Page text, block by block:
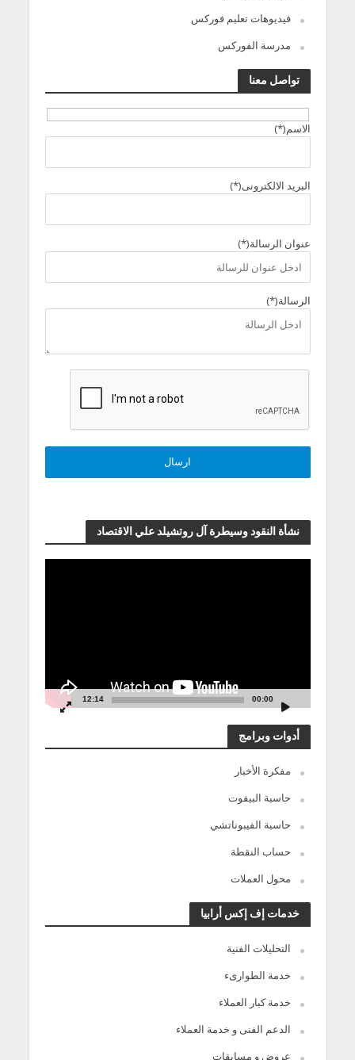
فيديوهات تعليم فوركس
مدرسة الفوركس
تواصل معنا
الاسم(*)
البريد الالكترونى(*)
عنوان الرسالة(*)
الرسالة(*)
نشأة النقود وسيطرة آل روتشيلد علي الاقتصاد
00:00
12:14
أدوات وبرامج
مفكرة الأخبار
حاسبة البيفوت
حاسبة الفيبوناتشي
حساب النقطة
محول العملات
خدمات إف إكس أرابيا
التحليلات الفنية
خدمة الطوارىء
خدمة كبار العملاء
الدعم الفنى و خدمة العملاء
عروض و مسابقات